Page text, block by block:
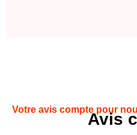
Votre avis compte pour
Avis